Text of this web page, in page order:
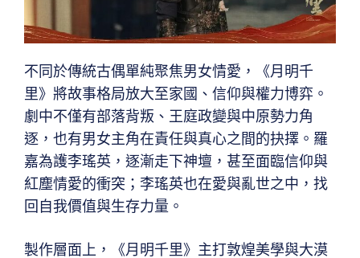
不同於傳統古偶單純聚焦男女情愛，《月明千
里》將故事格局放大至家國、信仰與權力博弈。
劇中不僅有部落背叛、王庭政變與中原勢力角
逐，也有男女主角在責任與真心之間的抉擇。羅
嘉為護李瑤英，逐漸走下神壇，甚至面臨信仰與
紅塵情愛的衝突；李瑤英也在愛與亂世之中，找
回自我價值與生存力量。
製作層面上，《月明千里》主打敦煌美學與大漠